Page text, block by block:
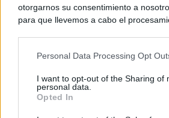
otorgarnos su consentimiento a
para que llevemos a cabo el
negar su consentimiento. Tenga en
de su consentimiento, pero usted tiene
rechazar tal procesamiento. Sus
Personal Data Processing Opt
I want to opt-out of the Sharing of
personal data.
Opted In